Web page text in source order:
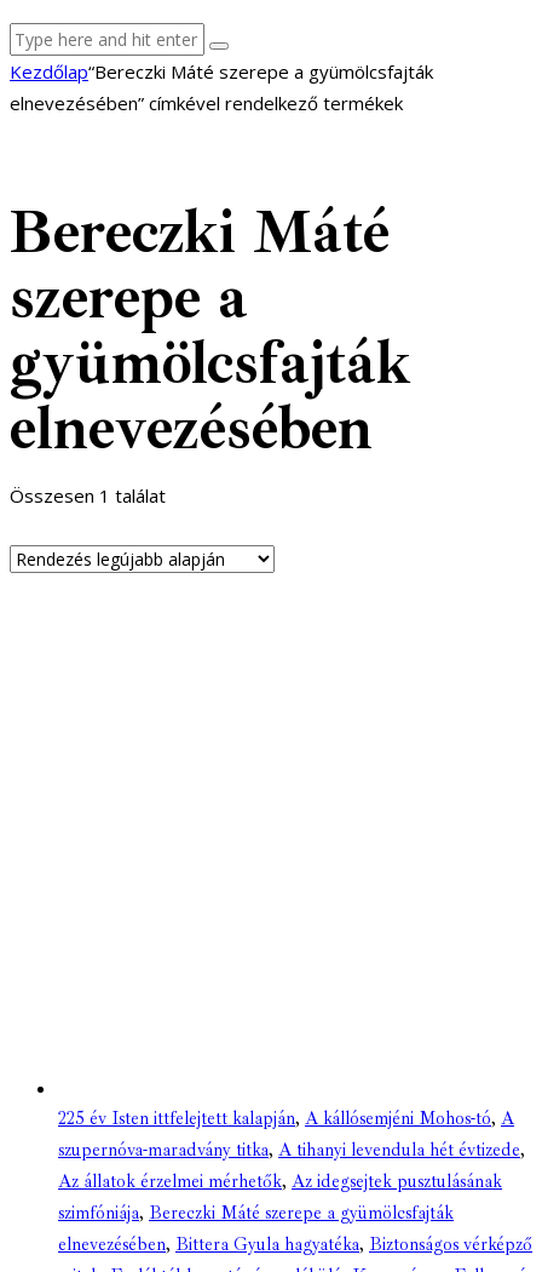
facebook-
1
youtube-
1
email
Kezdőlap“Bereczki Máté szerepe a gyümölcsfajták
elnevezésében” címkével rendelkező termékek
Bereczki Máté
szerepe a
gyümölcsfajták
elnevezésében
Összesen 1 találat
225 év Isten ittfelejtett kalapján, A kállósemjéni Mohos-tó, A
szupernóva-maradvány titka, A tihanyi levendula hét évtizede,
Az állatok érzelmei mérhetők, Az idegsejtek pusztulásának
szimfóniája, Bereczki Máté szerepe a gyümölcsfajták
elnevezésében, Bittera Gyula hagyatéka, Biztonságos vérképző